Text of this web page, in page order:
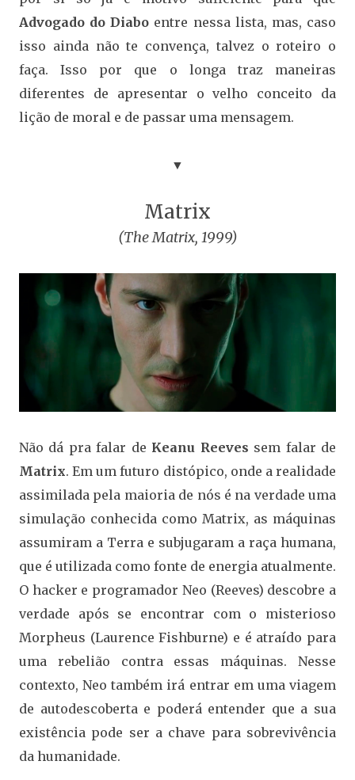
Advogado do Diabo entre nessa lista, mas, caso
isso ainda não te convença, talvez o roteiro o
faça. Isso por que o longa traz maneiras
diferentes de apresentar o velho conceito da
lição de moral e de passar uma mensagem.
▼
Matrix
(The Matrix, 1999)
Não dá pra falar de Keanu Reeves sem falar de
Matrix. Em um futuro distópico, onde a realidade
assimilada pela maioria de nós é na verdade uma
simulação conhecida como Matrix, as máquinas
assumiram a Terra e subjugaram a raça humana,
que é utilizada como fonte de energia atualmente.
O hacker e programador Neo (Reeves) descobre a
verdade após se encontrar com o misterioso
Morpheus (Laurence Fishburne) e é atraído para
uma rebelião contra essas máquinas. Nesse
contexto, Neo também irá entrar em uma viagem
de autodescoberta e poderá entender que a sua
existência pode ser a chave para sobrevivência
da humanidade.